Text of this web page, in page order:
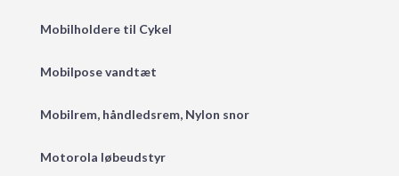
Mobilholdere til Cykel
Mobilpose vandtæt
Mobilrem, håndledsrem, Nylon snor
Motorola løbeudstyr